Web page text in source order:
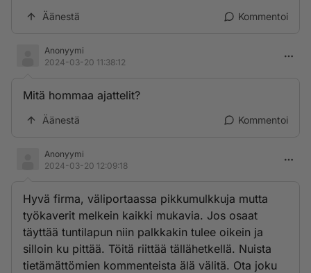
Äänestä Kommentoi
Anonyymi
2024-03-20 11:38:12
Mitä hommaa ajattelit?
Äänestä Kommentoi
Anonyymi
2024-03-20 12:09:18
Hyvä firma, väliportaassa pikkumulkkuja mutta
työkaverit melkein kaikki mukavia. Jos osaat
täyttää tuntilapun niin palkkakin tulee oikein ja
silloin ku pittää. Töitä riittää tällähetkellä. Nuista
tietämättömien kommenteista älä välitä. Ota joku